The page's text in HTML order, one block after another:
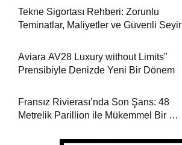
Tekne Sigortası Rehberi: Zorunlu
Teminatlar, Maliyetler ve Güvenli Seyir
Aviara AV28 Luxury without Limits”
Prensibiyle Denizde Yeni Bir Dönem
Fransız Rivierası’nda Son Şans: 48
Metrelik Parillion ile Mükemmel Bir Yat